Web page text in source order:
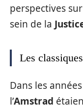
perspectives
sein de la
Les
Dans les
l’Amstrad